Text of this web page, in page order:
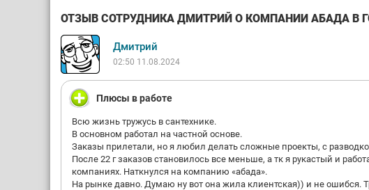
ОТЗЫВ СОТРУДНИКА ДМИТРИЙ О КОМПАНИИ АБАДА В
Дмитрий
02:50 11.08.2024
Плюсы в работе
Всю жизнь тружусь в сантехнике.
В основном работал на частной основе.
Заказы прилетали, но я любил делать сложные проекты, с
После 22 г заказов становилось все меньше, а тк я рукастый и
компаниях. Наткнулся на компанию «абада».
На рынке давно. Думаю ну вот она жила клиентская)) и не ошибся.